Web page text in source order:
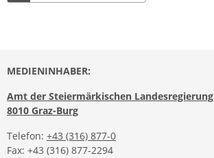
MEDIENINHABER:
Amt der Steiermärkischen Landesregierung
8010 Graz-Burg
Telefon: +43 (316) 877-0
Fax: +43 (316) 877-2294